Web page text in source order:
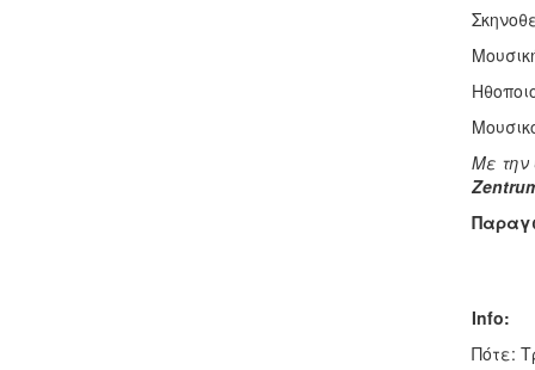
Με την
Info:
Πότε: